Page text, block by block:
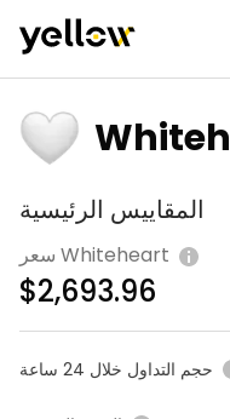
المقاييس الرئيسية
سعر Whiteheart
$2,693.96
حجم التداول خلال 24 ساعة